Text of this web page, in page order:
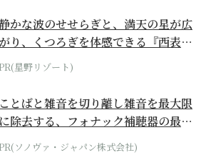
かな波のせせらぎと、満天の星が広
がり、くつろぎを体感できる『西表島
テル by...
星野リゾート)
ことばと雑音を切り離し雑音を最大限
に除去する、フォナック補聴器の最上
位モデル
ソノヴァ・ジャパン株式会社)